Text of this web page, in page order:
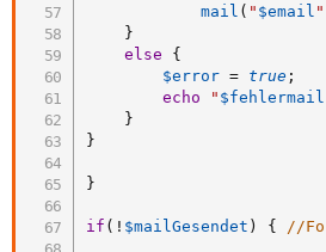
mail ( " $email "
}
else
{
$error = true ;
echo
" $fehlermail
}
}
}
if ( ! $mailGesendet ) { //